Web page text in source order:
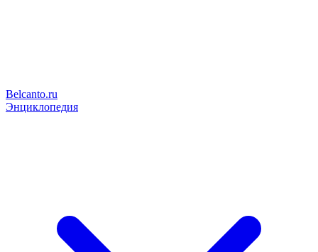
Belcanto.ru
Энциклопедия